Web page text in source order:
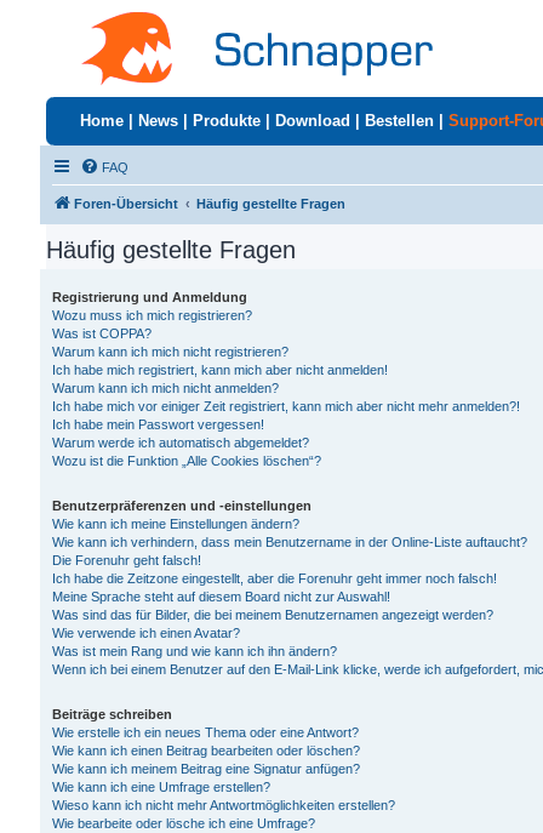
Home News Produkte Download Bestellen Support-
FAQ
Foren-Übersicht Häufig gestellte Fragen
Häufig gestellte Fragen
Registrierung und Anmeldung
Wozu muss ich mich registrieren?
Was ist COPPA?
Warum kann ich mich nicht registrieren?
Ich habe mich registriert, kann mich aber nicht anmelden!
Warum kann ich mich nicht anmelden?
Ich habe mich vor einiger Zeit registriert, kann mich aber nicht mehr anmelden?!
Ich habe mein Passwort vergessen!
Warum werde ich automatisch abgemeldet?
Wozu ist die Funktion „Alle Cookies löschen“?
Benutzerpräferenzen und -einstellungen
Wie kann ich meine Einstellungen ändern?
Wie kann ich verhindern, dass mein Benutzername in der Online-Liste auftaucht?
Die Forenuhr geht falsch!
Ich habe die Zeitzone eingestellt, aber die Forenuhr geht immer noch falsch!
Meine Sprache steht auf diesem Board nicht zur Auswahl!
Was sind das für Bilder, die bei meinem Benutzernamen angezeigt werden?
Wie verwende ich einen Avatar?
Was ist mein Rang und wie kann ich ihn ändern?
Wenn ich bei einem Benutzer auf den E-Mail-Link klicke, werde ich aufgefordert,
Beiträge schreiben
Wie erstelle ich ein neues Thema oder eine Antwort?
Wie kann ich einen Beitrag bearbeiten oder löschen?
Wie kann ich meinem Beitrag eine Signatur anfügen?
Wie kann ich eine Umfrage erstellen?
Wieso kann ich nicht mehr Antwortmöglichkeiten erstellen?
Wie bearbeite oder lösche ich eine Umfrage?